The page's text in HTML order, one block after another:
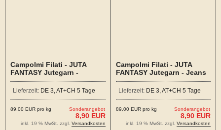
Campolmi Filati - JUTA
FANTASY Jutegarn -
Süßholz
Lieferzeit: DE 3, AT+CH 5 Tage
Sonderangebot
8,90 EUR
89,00 EUR pro kg
inkl. 19 % MwSt. zzgl. Versandkosten
Campolmi Filati - JUTA
FANTASY Jutegarn - Jeans
Lieferzeit: DE 3, AT+CH 5 Tage
Sonderangebot
8,90 EUR
89,00 EUR pro kg
inkl. 19 % MwSt. zzgl. Versandkosten